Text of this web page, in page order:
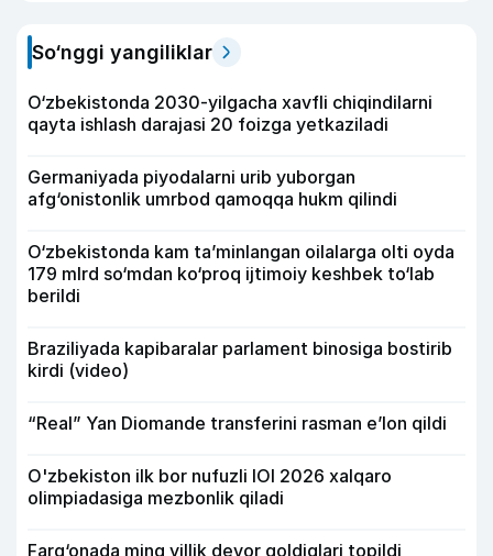
So‘nggi yangiliklar
O‘zbekistonda 2030-yilgacha xavfli chiqindilarni
qayta ishlash darajasi 20 foizga yetkaziladi
Germaniyada piyodalarni urib yuborgan
afg‘onistonlik umrbod qamoqqa hukm qilindi
O‘zbekistonda kam ta’minlangan oilalarga olti oyda
179 mlrd so‘mdan ko‘proq ijtimoiy keshbek to‘lab
berildi
Braziliyada kapibaralar parlament binosiga bostirib
kirdi (video)
“Real” Yan Diomande transferini rasman e’lon qildi
O'zbekiston ilk bor nufuzli IOI 2026 xalqaro
olimpiadasiga mezbonlik qiladi
Farg‘onada ming yillik devor qoldiqlari topildi